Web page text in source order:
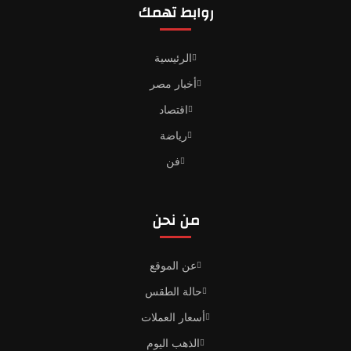
روابط تهمك
الرئيسية
أخبار مصر
اقتصاد
رياضة
فن
من نحن
عن الموقع
حالة الطقس
أسعار العملات
الذهب اليوم